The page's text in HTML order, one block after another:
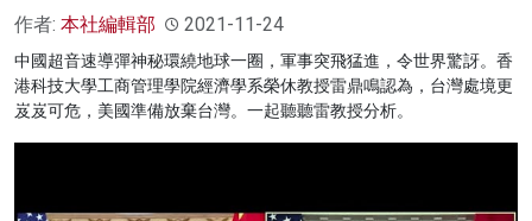
作者: 本社編輯部 2021-11-24
中國超音速導彈神秘環繞地球一圈，軍事突飛猛進，令世界驚訝。香
港科技大學工商管理學院經濟學系榮休教授雷鼎鳴認為，台灣處境更
岌岌可危，美國準備放棄台灣。一起聽聽雷教授分析。